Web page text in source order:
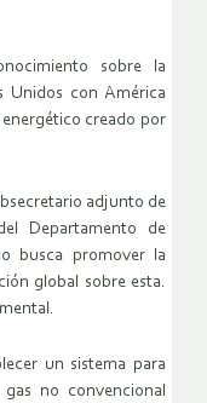
sobre la
Unidos con América
creado por
adjunto de
Departamento de
busca promover la
global sobre esta.
un sistema para
no convencional